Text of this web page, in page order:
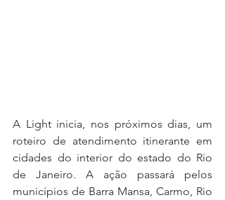
A Light inicia, nos próximos dias, um
roteiro de atendimento itinerante em
cidades do interior do estado do Rio
de Janeiro. A ação passará pelos
municípios de Barra Mansa, Carmo, Rio